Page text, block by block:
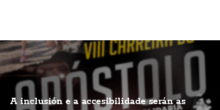
A inclusión e a accesibilidade serán as